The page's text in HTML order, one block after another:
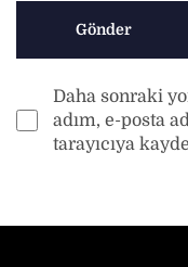
Daha sonraki
adım, e-posta
tarayıcıya